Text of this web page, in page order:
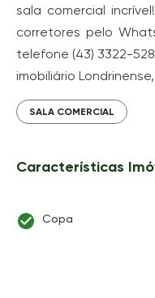
sala comercial
corretores pelo
telefone (43) 3322-
imobiliário
SALA COMERCIAL
Características
Copa